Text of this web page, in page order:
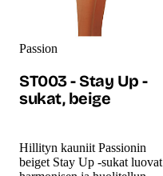
Passion
ST003 - Stay Up -
sukat, beige
Hillityn kauniit Passionin
beiget Stay Up -sukat luovat